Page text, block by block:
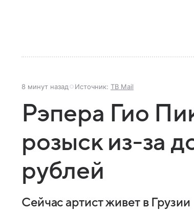
8 минут назад Источник: ТВ Mail
Рэпера Гио
розыск из-за
рублей
Сейчас артист живет в Грузии